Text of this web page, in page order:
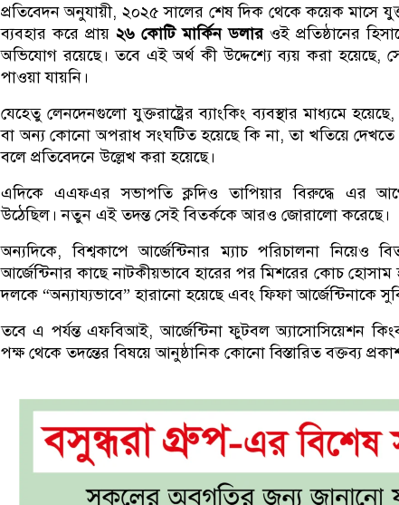
প্রতিবেদন অনুযায়ী, ২০২৫ সালের শেষ দিক থেকে কয়েক মাসে
ব্যবহার করে প্রায় ২৬ কোটি মার্কিন ডলারওই প্রতিষ্ঠানের
অভিযোগ রয়েছে। তবে এই অর্থ কী উদ্দেশ্যে ব্যয় করা হয়েছে,
পাওয়া যায়নি।
যেহেতু লেনদেনগুলো যুক্তরাষ্ট্রের ব্যাংকিং ব্যবস্থার মাধ্যমে
বা অন্য কোনো অপরাধ সংঘটিত হয়েছে কি না, তা খতিয়ে
বলে প্রতিবেদনে উল্লেখ করা হয়েছে।
এদিকে এএফএর সভাপতি ক্লদিও তাপিয়ার বিরুদ্ধে এর
উঠেছিল। নতুন এই তদন্ত সেই বিতর্ককে আরও জোরালো করেছে।
অন্যদিকে, বিশ্বকাপে আর্জেন্টিনার ম্যাচ পরিচালনা নিয়েও
আর্জেন্টিনার কাছে নাটকীয়ভাবে হারের পর মিশরের কোচ
দলকে “অন্যায্যভাবে” হারানো হয়েছে এবং ফিফা আর্জেন্টিনাকে
তবে এ পর্যন্ত এফবিআই, আর্জেন্টিনা ফুটবল অ্যাসোসিয়েশন কিংবা
পক্ষ থেকে তদন্তের বিষয়ে আনুষ্ঠানিক কোনো বিস্তারিত বক্তব্য